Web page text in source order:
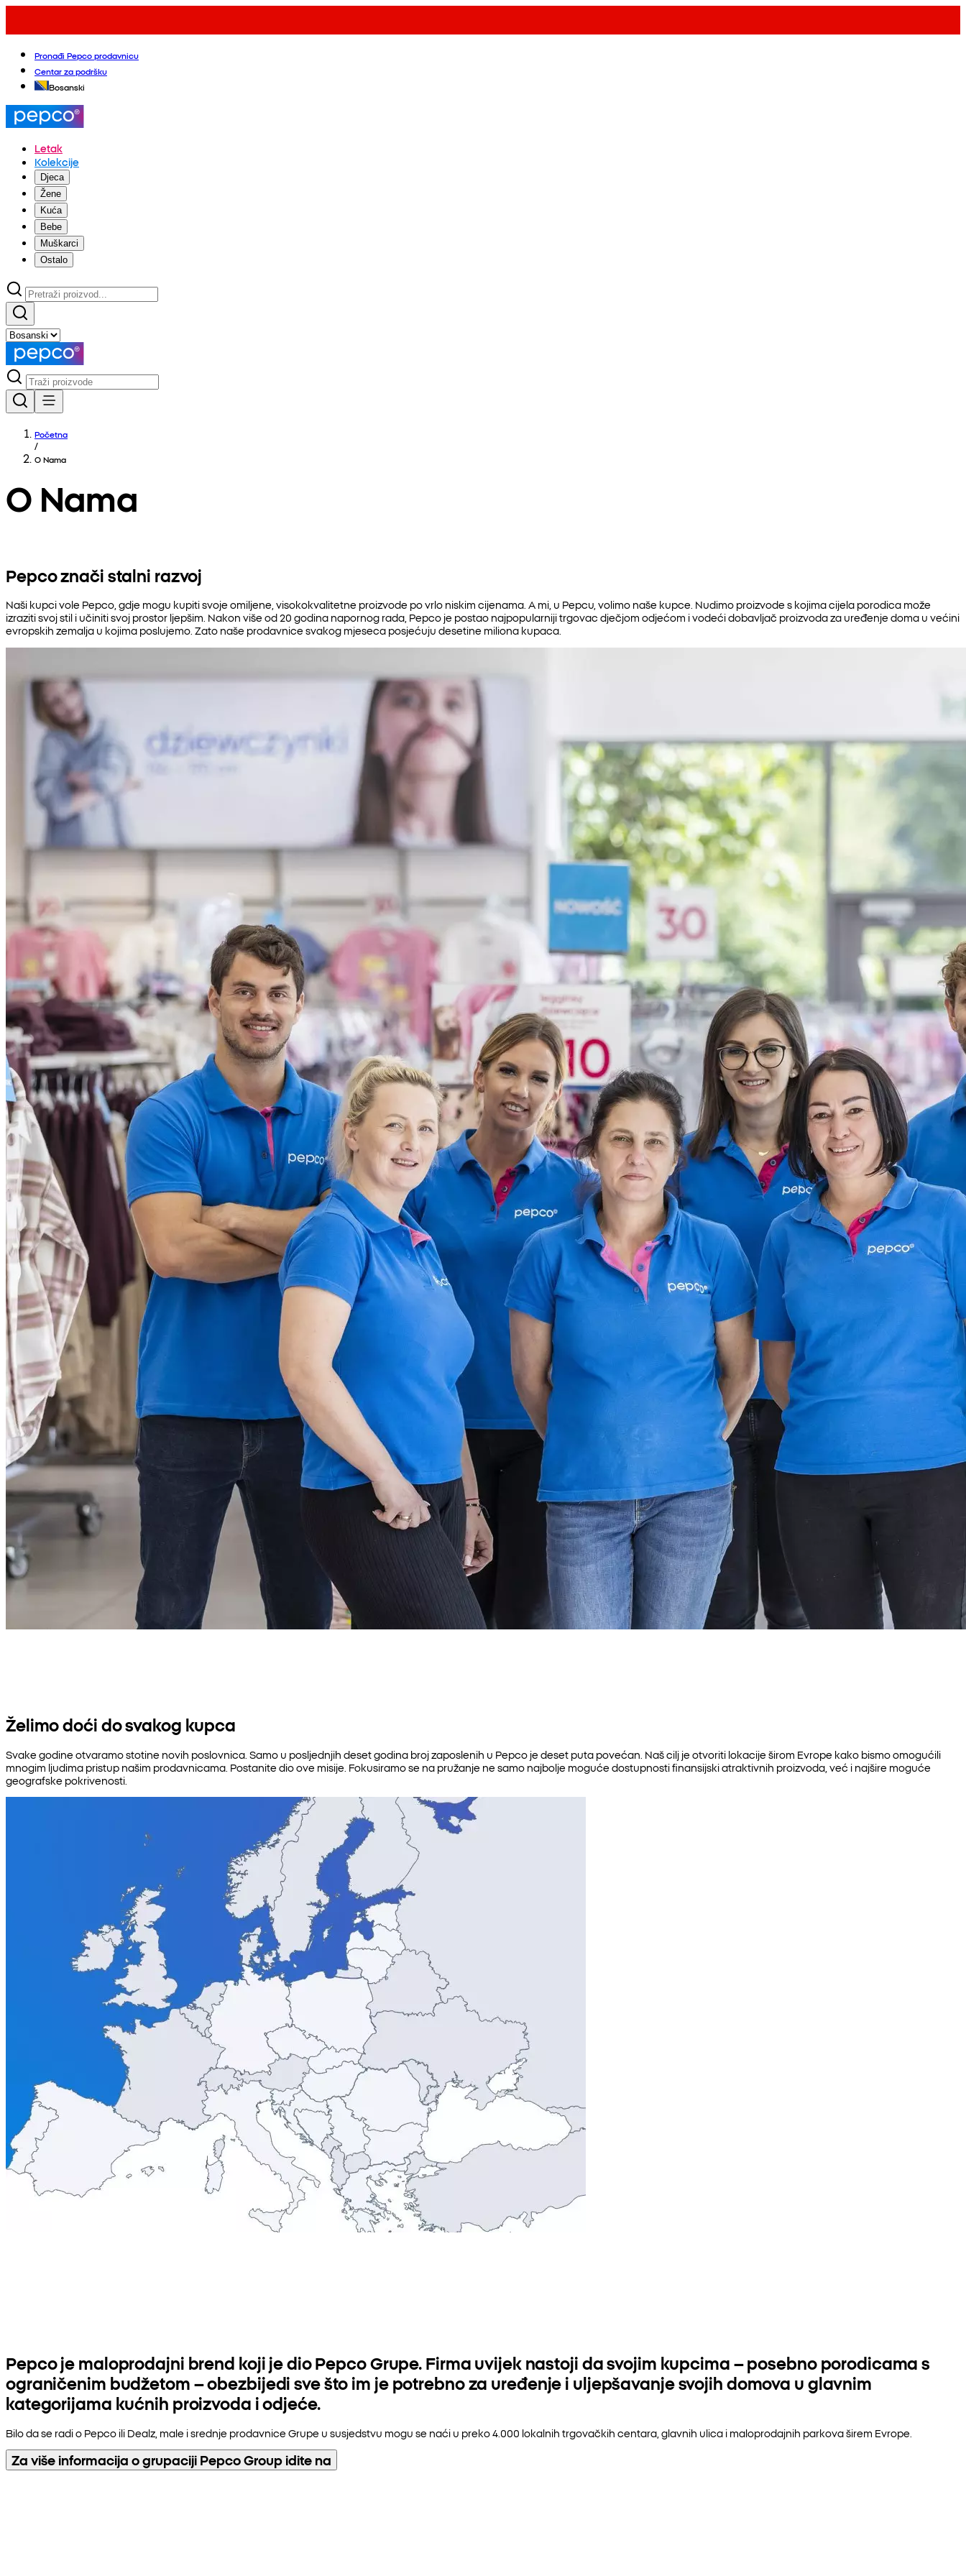
Pronađi Pepco prodavnicu
Centar za podršku
Bosanski
Letak
Kolekcije
Djeca
Žene
Kuća
Bebe
Muškarci
Ostalo
Početna
/
O Nama
O Nama
Pepco znači stalni razvoj
Naši kupci vole Pepco, gdje mogu kupiti svoje omiljene, visokokvalitetne proizvode po vrlo niskim cijenama. A mi, u Pepcu, volimo naše kupce. Nudimo proizvode s kojima cijela porodica može
izraziti svoj stil i učiniti svoj prostor ljepšim. Nakon više od 20 godina napornog rada, Pepco je postao najpopularniji trgovac dječjom odjećom i vodeći dobavljač proizvoda za uređenje doma u većini
evropskih zemalja u kojima poslujemo. Zato naše prodavnice svakog mjeseca posjećuju desetine miliona kupaca.
Želimo doći do svakog kupca
Svake godine otvaramo stotine novih poslovnica. Samo u posljednjih deset godina broj zaposlenih u Pepco je deset puta povećan. Naš cilj je otvoriti lokacije širom Evrope kako bismo omogućili
mnogim ljudima pristup našim prodavnicama. Postanite dio ove misije. Fokusiramo se na pružanje ne samo najbolje moguće dostupnosti finansijski atraktivnih proizvoda, već i najšire moguće
geografske pokrivenosti.
Pepco je maloprodajni brend koji je dio Pepco Grupe. Firma uvijek nastoji da svojim kupcima – posebno porodicama s
ograničenim budžetom – obezbijedi sve što im je potrebno za uređenje i uljepšavanje svojih domova u glavnim
kategorijama kućnih proizvoda i odjeće.
Bilo da se radi o Pepco ili Dealz, male i srednje prodavnice Grupe u susjedstvu mogu se naći u preko 4.000 lokalnih trgovačkih centara, glavnih ulica i maloprodajnih parkova širem Evrope.
Za više informacija o grupaciji Pepco Group idite na